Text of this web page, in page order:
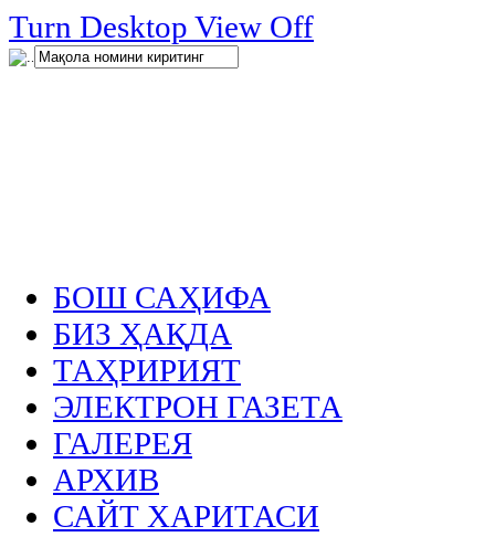
Turn Desktop View Off
.
БОШ САҲИФА
БИЗ ҲАҚДА
ТАҲРИРИЯТ
ЭЛЕКТРОН ГАЗЕТА
ГАЛЕРЕЯ
АРХИВ
САЙТ ХАРИТАСИ